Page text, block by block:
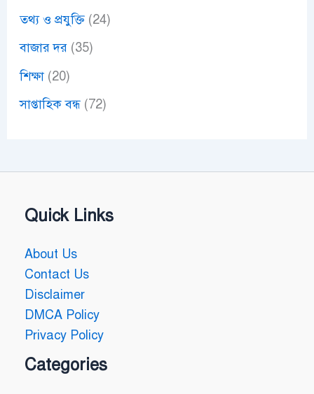
তথ্য ও প্রযুক্তি(24)
বাজার দর(35)
শিক্ষা(20)
সাপ্তাহিক বন্ধ(72)
Quick Links
About Us
Contact Us
Disclaimer
DMCA Policy
Privacy Policy
Categories